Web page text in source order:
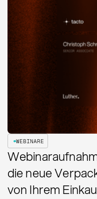
WEBINARE
die neue
von Ihrem